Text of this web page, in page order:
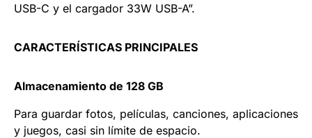
USB-C y el cargador 33W USB-A”.
CARACTERÍSTICAS PRINCIPALES
Almacenamiento de 128 GB
Para guardar fotos, películas, canciones, aplicaciones
y juegos, casi sin límite de espacio.